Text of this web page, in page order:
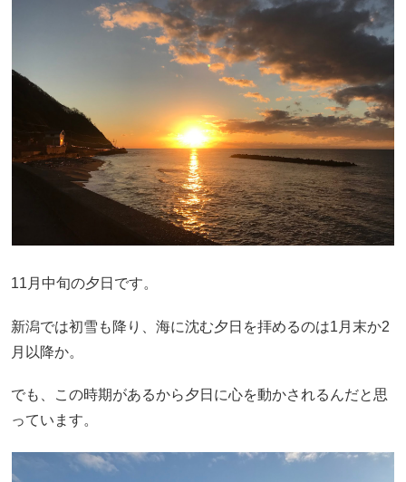
11月中旬の夕日です。
新潟では初雪も降り、海に沈む夕日を拝めるのは1月末か2
月以降か。
でも、この時期があるから夕日に心を動かされるんだと思
っています。